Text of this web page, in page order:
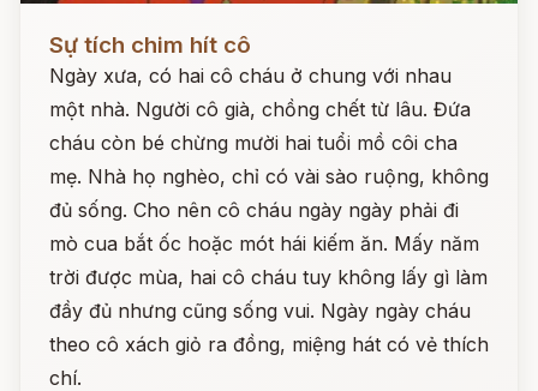
Sự tích chim hít cô
Ngày xưa, có hai cô cháu ở chung với nhau
một nhà. Người cô già, chồng chết từ lâu. Đứa
cháu còn bé chừng mười hai tuổi mồ côi cha
mẹ. Nhà họ nghèo, chỉ có vài sào ruộng, không
đủ sống. Cho nên cô cháu ngày ngày phải đi
mò cua bắt ốc hoặc mót hái kiếm ăn. Mấy năm
trời được mùa, hai cô cháu tuy không lấy gì làm
đầy đủ nhưng cũng sống vui. Ngày ngày cháu
theo cô xách giỏ ra đồng, miệng hát có vẻ thích
chí.